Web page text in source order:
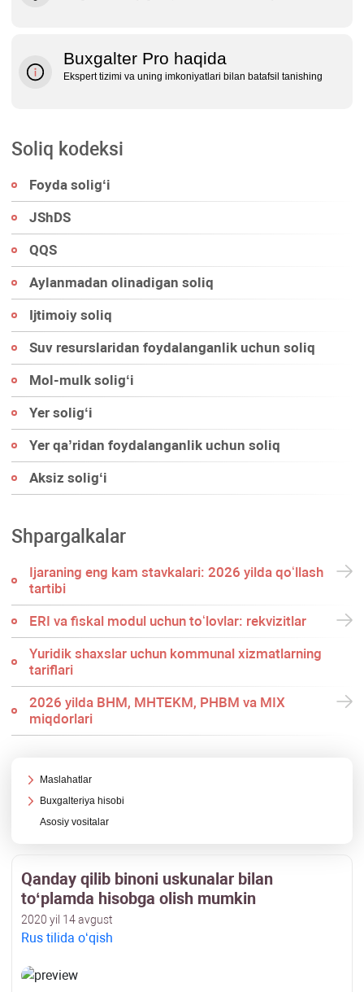
Buxgalter Pro haqida
Ekspert tizimi va uning imkoniyatlari bilan batafsil tanishing
Soliq kodeksi
Foyda soligʻi
JShDS
QQS
Aylanmadan olinadigan soliq
Ijtimoiy soliq
Suv resurslaridan foydalanganlik uchun soliq
Mol-mulk soligʻi
Yer soligʻi
Yer qa’ridan foydalanganlik uchun soliq
Aksiz soligʻi
Shpargalkalar
Ijaraning eng kam stavkalari: 2026 yilda qoʻllash
tartibi
ERI va fiskal modul uchun toʻlovlar: rekvizitlar
Yuridik shaхslar uchun kommunal хizmatlarning
tariflari
2026 yilda BHM, MHTEKM, PHBM va MIX
miqdorlari
Maslahatlar
Buхgalteriya hisobi
Asosiy vositalar
Qanday qilib binoni uskunalar bilan
toʻplamda hisobga olish mumkin
2020 yil 14 avgust
Rus tilida oʻqish